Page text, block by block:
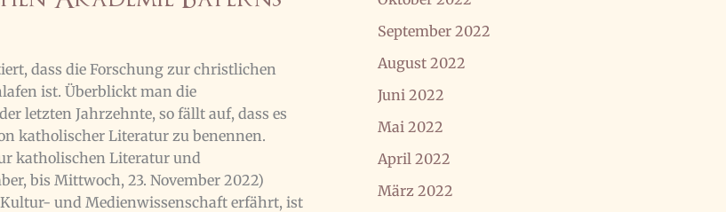
dass die Forschung zur christlichen
ist. Überblickt man die
letzten Jahrzehnte, so fällt auf, dass es
katholischer Literatur zu benennen.
katholischen Literatur und
bis Mittwoch, 23. November 2022)
und Medienwissenschaft erfährt, ist
September 2022
August 2022
Juni 2022
Mai 2022
April 2022
März 2022